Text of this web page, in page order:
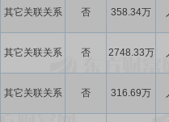
其它关联关系 否 358.34万
其它关联关系 否 2748.33万
其它关联关系 否 316.69万